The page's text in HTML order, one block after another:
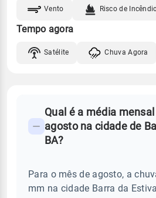
Vento Risco de
Tempo agora
Satélite Chuva Agora
Perguntas
frequentes
chuva
Qual é a média
agosto na cidade de
BA?
Para o mês de agosto, a
mm na cidade Barra da